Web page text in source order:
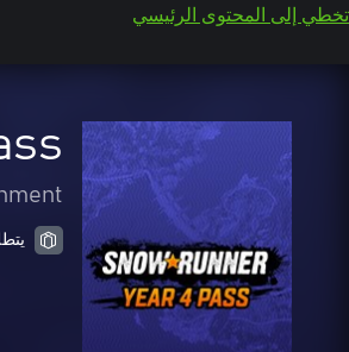
تخطي إلى المحتوى الرئيسي